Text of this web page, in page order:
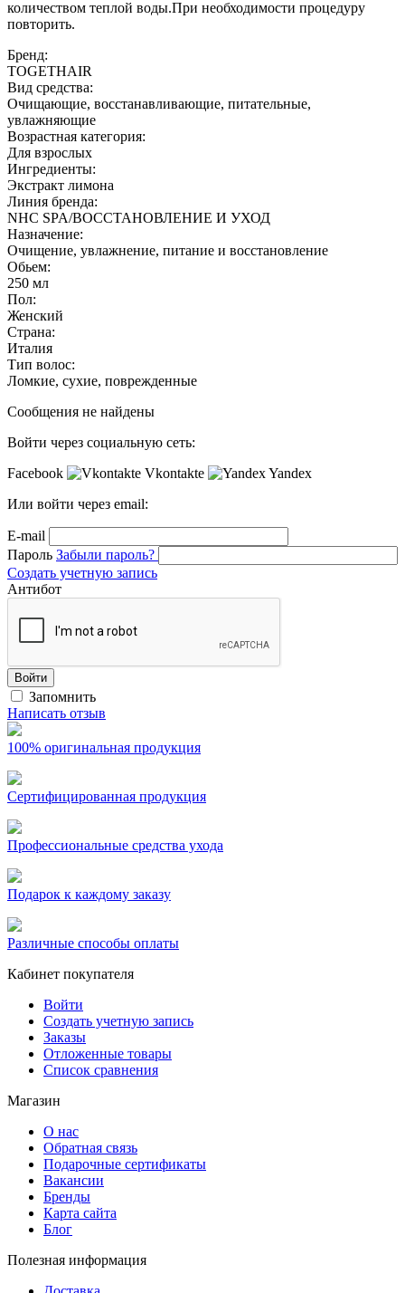
количеством теплой воды.При необходимости процедуру
повторить.
Бренд:
TOGETHAIR
Вид средства:
Очищающие, восстанавливающие, питательные,
увлажняющие
Возрастная категория:
Для взрослых
Ингредиенты:
Экстракт лимона
Линия бренда:
NHC SPA/ВОССТАНОВЛЕНИЕ И УХОД
Назначение:
Очищение, увлажнение, питание и восстановление
Обьем:
250 мл
Пол:
Женский
Страна:
Италия
Тип волос:
Ломкие, сухие, поврежденные
Сообщения не найдены
Войти через социальную сеть:
Facebook
Vkontakte
Yandex
Или войти через email:
E-mail
Пароль Забыли пароль?
Создать учетную запись
Антибот
Войти
Запомнить
Написать отзыв
100% оригинальная продукция
Сертифицированная продукция
Профессиональные средства ухода
Подарок к каждому заказу
Различные способы оплаты
Кабинет покупателя
Войти
Создать учетную запись
Заказы
Отложенные товары
Список сравнения
Магазин
О нас
Обратная связь
Подарочные сертификаты
Вакансии
Бренды
Карта сайта
Блог
Полезная информация